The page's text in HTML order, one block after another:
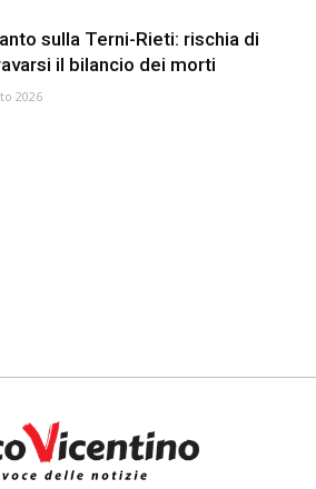
sulla Terni-Rieti: rischia di
il bilancio dei morti
2026